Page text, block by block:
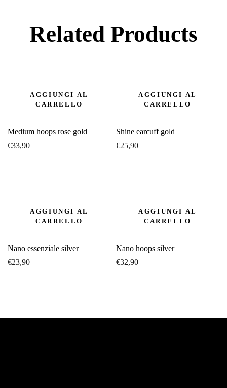
Related Products
AGGIUNGI AL
CARRELLO
Medium hoops rose gold
€33,90
AGGIUNGI AL
CARRELLO
Shine earcuff gold
€25,90
AGGIUNGI AL
CARRELLO
Nano essenziale silver
€23,90
AGGIUNGI AL
CARRELLO
Nano hoops silver
€32,90